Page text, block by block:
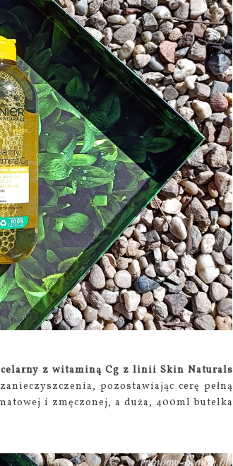
z witaminą Cg z linii Skin Naturals
pozostawiając cerę pełną
i zmęczonej, a duża, 400ml butelka